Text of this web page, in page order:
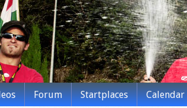
Forum Startplaces Calendar